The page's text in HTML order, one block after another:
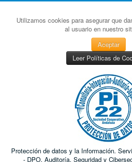
Utilizamos cookies para asegurar que
al usuario en nuestro
Aceptar
Leer Políticas de
Protección de datos y la Información.
- DPO, Auditoría, Seguridad y